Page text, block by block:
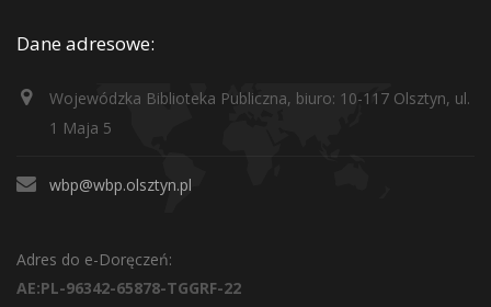
Dane adresowe:
Wojewódzka Biblioteka Publiczna, biuro: 10-117 Olsztyn, ul.
1 Maja 5
wbp@wbp.olsztyn.pl
Adres do e-Doręczeń:
AE:PL-96342-65878-TGGRF-22